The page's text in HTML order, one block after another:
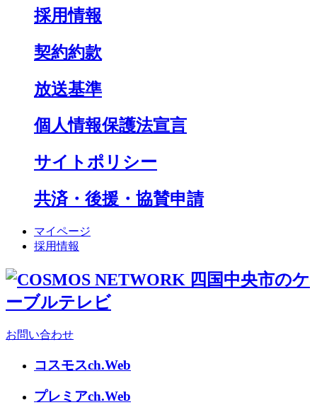
採用情報
契約約款
放送基準
個人情報保護法宣言
サイトポリシー
共済・後援・協賛申請
マイページ
採用情報
お問い合わせ
コスモスch.Web
プレミアch.Web